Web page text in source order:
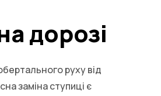
дорозі
руху від
заміна ступиці є